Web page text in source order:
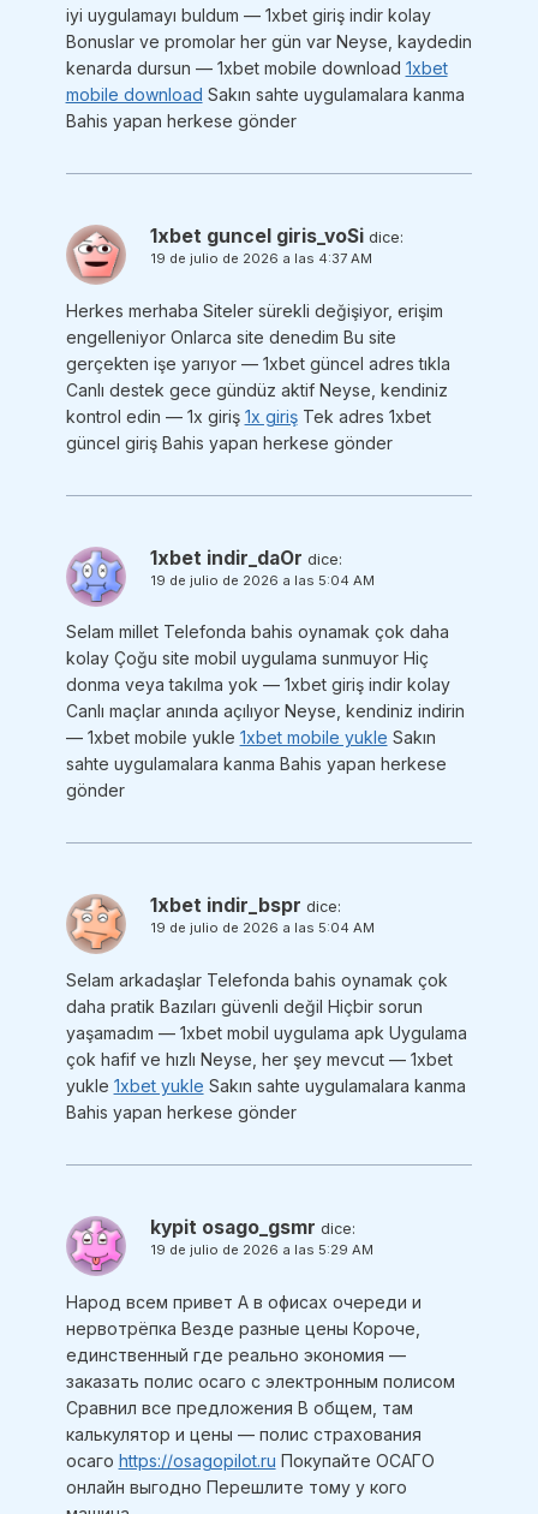
iyi uygulamayı buldum — 1xbet giriş indir kolay
Bonuslar ve promolar her gün var Neyse, kaydedin
kenarda dursun — 1xbet mobile download 1xbet
mobile download Sakın sahte uygulamalara kanma
Bahis yapan herkese gönder
1xbet guncel giris_voSi dice:
19 de julio de 2026 a las 4:37 AM
Herkes merhaba Siteler sürekli değişiyor, erişim
engelleniyor Onlarca site denedim Bu site
gerçekten işe yarıyor — 1xbet güncel adres tıkla
Canlı destek gece gündüz aktif Neyse, kendiniz
kontrol edin — 1x giriş 1x girişTek adres 1xbet
güncel giriş Bahis yapan herkese gönder
1xbet indir_daOr dice:
19 de julio de 2026 a las 5:04 AM
Selam millet Telefonda bahis oynamak çok daha
kolay Çoğu site mobil uygulama sunmuyor Hiç
donma veya takılma yok — 1xbet giriş indir kolay
Canlı maçlar anında açılıyor Neyse, kendiniz indirin
— 1xbet mobile yukle 1xbet mobile yukle Sakın
sahte uygulamalara kanma Bahis yapan herkese
gönder
1xbet indir_bspr dice:
19 de julio de 2026 a las 5:04 AM
Selam arkadaşlar Telefonda bahis oynamak çok
daha pratik Bazıları güvenli değil Hiçbir sorun
yaşamadım — 1xbet mobil uygulama apk Uygulama
çok hafif ve hızlı Neyse, her şey mevcut — 1xbet
yukle 1xbet yukle Sakın sahte uygulamalara kanma
Bahis yapan herkese gönder
kypit osago_gsmr dice:
19 de julio de 2026 a las 5:29 AM
Народ всем привет А в офисах очереди и
нервотрёпка Везде разные цены Короче,
единственный где реально экономия —
заказать полис осаго с электронным полисом
Сравнил все предложения В общем, там
калькулятор и цены — полис страхования
осаго https://osagopilot.ru Покупайте ОСАГО
онлайн выгодно Перешлите тому у кого